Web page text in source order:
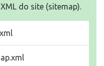
do site (sitemap).